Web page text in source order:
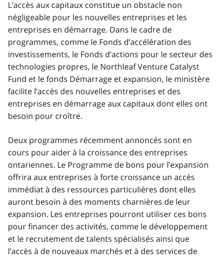
L’accès aux capitaux constitue un obstacle non
négligeable pour les nouvelles entreprises et les
entreprises en démarrage. Dans le cadre de
programmes, comme le Fonds d’accélération des
investissements, le Fonds d’actions pour le secteur des
technologies propres, le Northleaf Venture Catalyst
Fund et le fonds Démarrage et expansion, le ministère
facilite l’accès des nouvelles entreprises et des
entreprises en démarrage aux capitaux dont elles ont
besoin pour croître.
Deux programmes récemment annoncés sont en
cours pour aider à la croissance des entreprises
ontariennes. Le Programme de bons pour l’expansion
offrira aux entreprises à forte croissance un accès
immédiat à des ressources particulières dont elles
auront besoin à des moments charnières de leur
expansion. Les entreprises pourront utiliser ces bons
pour financer des activités, comme le développement
et le recrutement de talents spécialisés ainsi que
l’accès à de nouveaux marchés et à des services de